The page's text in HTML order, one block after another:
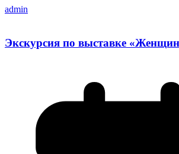
admin
Экскурсия по выставке